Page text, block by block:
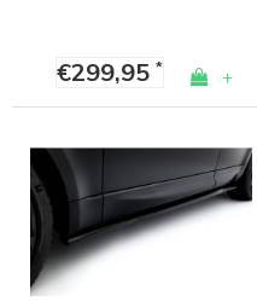
€299,95* +